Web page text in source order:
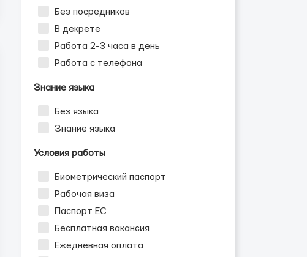
Без посредников
В декрете
Работа 2-3 часа в день
Работа с телефона
Знание языка
Без языка
Знание языка
Условия работы
Биометрический паспорт
Рабочая виза
Паспорт ЕС
Бесплатная вакансия
Ежедневная оплата